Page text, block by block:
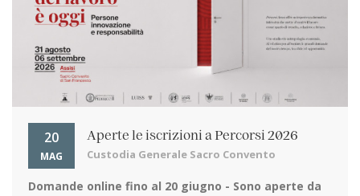
20
MAG
Aperte le iscrizioni a Percorsi 2026
Custodia Generale Sacro Convento
Domande online fino al 20 giugno - Sono aperte da